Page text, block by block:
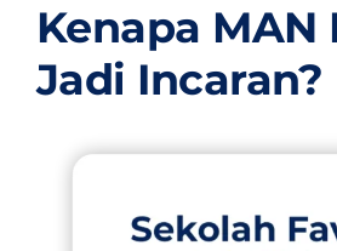
Kenapa MAN
Jadi Incaran?